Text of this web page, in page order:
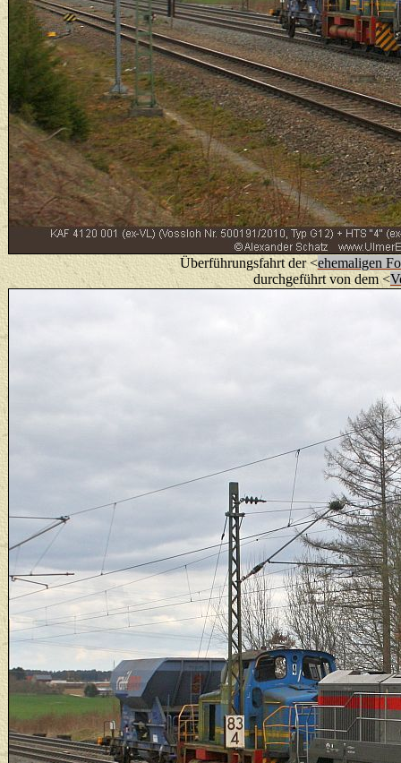
Überführungsfahrt der <ehemaligen
durchgeführt von dem <